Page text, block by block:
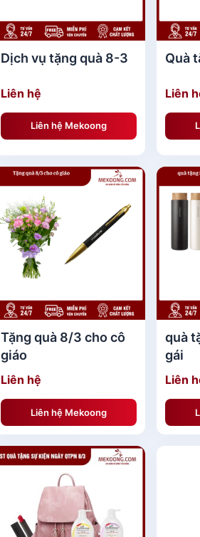
Dịch vụ tặng quà 8-3
Liên hệ
Liên hệ Mekoong
Quà
Liên
Tặng quà 8/3 cho cô
giáo
Liên hệ
Liên hệ Mekoong
quà
gái
Liên